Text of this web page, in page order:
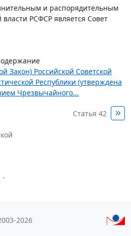
и распорядительным
власти РСФСР является Совет
Закон) Российской Советской
Республики (утверждена
Чрезвычайного...
-
Статья 42
2026